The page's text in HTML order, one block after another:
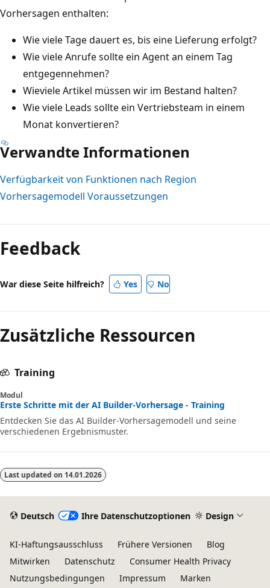
Vorhersagen enthalten:
Wie viele Tage dauert es, bis eine Lieferung erfolgt?
Wie viele Anrufe sollte ein Agent an einem Tag
entgegennehmen?
Wieviele Artikel müssen wir im Bestand halten?
Wie viele Leads sollte ein Vertriebsteam in einem
Monat konvertieren?
Verwandte Informationen
Verfügbarkeit von Funktionen nach Region
Vorhersagemodell Voraussetzungen
deaktiviert
Feedback
War diese Seite hilfreich? Yes No
Zusätzliche Ressourcen
Training
Modul
Erste Schritte mit der AI Builder-Vorhersage - Training
Entdecken Sie das AI Builder-Vorhersagemodell und seine
verschiedenen Ergebnismuster.
Last updated on 14.01.2026
Deutsch Ihre Datenschutzoptionen Design
KI-Haftungsausschluss Frühere Versionen
Blog
Mitwirken
Datenschutz
Consumer Health Privacy
Nutzungsbedingungen
Impressum Marken